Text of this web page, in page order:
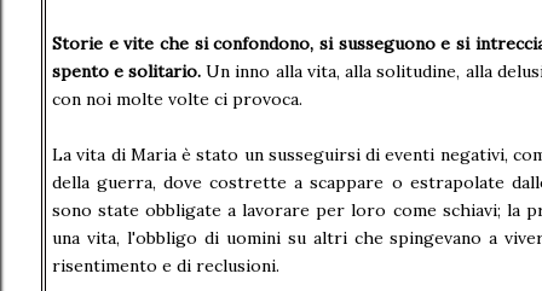
Storie e vite che si confondono, si susseguono e si
spento e solitario. Un inno alla vita, alla solitudine, alla
con noi molte volte ci provoca.
La vita di Maria è stato un susseguirsi di eventi negativi,
della guerra, dove costrette a scappare o estrapolate
sono state obbligate a lavorare per loro come schiavi; la
una vita, l'obbligo di uomini su altri che spingevano a
risentimento e di reclusioni.